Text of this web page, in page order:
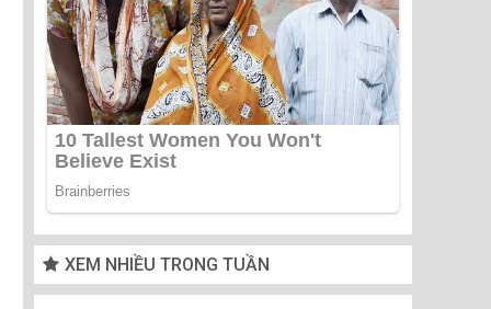
XEM NHIỀU TRONG TUẦN